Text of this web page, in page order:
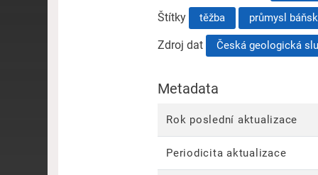
Štítky těžba průmysl
Zdroj dat Česká geologická
Metadata
Rok poslední aktualizace
Periodicita aktualizace